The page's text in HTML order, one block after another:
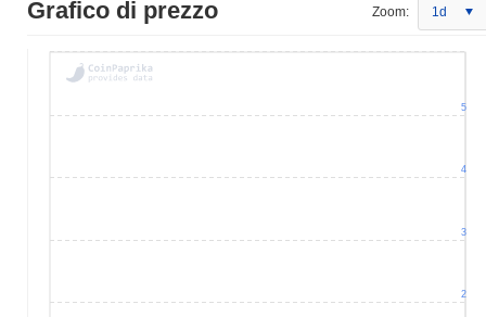
Grafico di prezzo Zoom: 1d
2
3
4
5